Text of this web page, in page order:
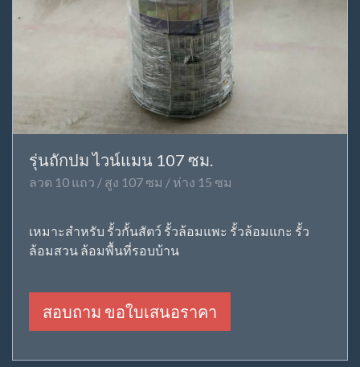
รุ่นถักปม ไวน์แมน 107 ซม.
ลวด 10 แถว / สูง 107 ซม / ห่าง 15 ซม
เหมาะสำหรับ รั้วกั้นสัตว์ รั้วล้อมแพะ รั้วล้อมแกะ รั้ว
ล้อมสวน ล้อมพื้นที่รอบบ้าน
สอบถาม ขอใบเสนอราคา